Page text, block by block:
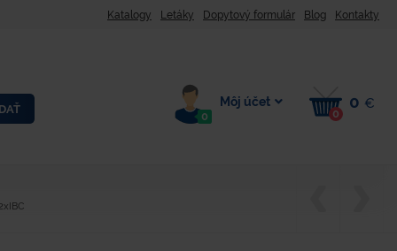
Katalogy Letáky Dopytový formulár Blog Kontakty
0
Môj účet
0
0 €